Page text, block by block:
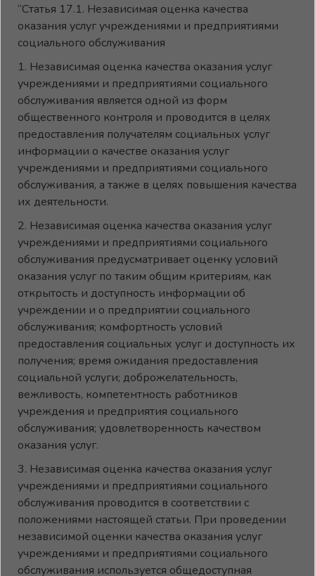
“Статья 17.1. Независимая оценка качества
оказания услуг учреждениями и предприятиями
социального обслуживания
1. Независимая оценка качества оказания услуг
учреждениями и предприятиями социального
обслуживания является одной из форм
общественного контроля и проводится в целях
предоставления получателям социальных услуг
информации о качестве оказания услуг
учреждениями и предприятиями социального
обслуживания, а также в целях повышения качества
их деятельности.
2. Независимая оценка качества оказания услуг
учреждениями и предприятиями социального
обслуживания предусматривает оценку условий
оказания услуг по таким общим критериям, как
открытость и доступность информации об
учреждении и о предприятии социального
обслуживания; комфортность условий
предоставления социальных услуг и доступность их
получения; время ожидания предоставления
социальной услуги; доброжелательность,
вежливость, компетентность работников
учреждения и предприятия социального
обслуживания; удовлетворенность качеством
оказания услуг.
3. Независимая оценка качества оказания услуг
учреждениями и предприятиями социального
обслуживания проводится в соответствии с
положениями настоящей статьи. При проведении
независимой оценки качества оказания услуг
учреждениями и предприятиями социального
обслуживания используется общедоступная